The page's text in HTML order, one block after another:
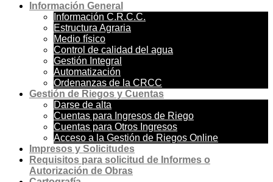
Información General
Información C.R.C.C.
Estructura Agraria
Medio físico
Control de calidad del agua
Gestión Integral
Automatización
Ordenanzas de la CRCC
Gestión de Riegos y Cuentas
Darse de alta
Cuentas para Ingresos de Riego
Cuentas para Otros Ingresos
Acceso a la Gestión de Riegos Online
Impresos y Solicitudes
Requisitos para solicitud de Informes o
Autorización de Obras